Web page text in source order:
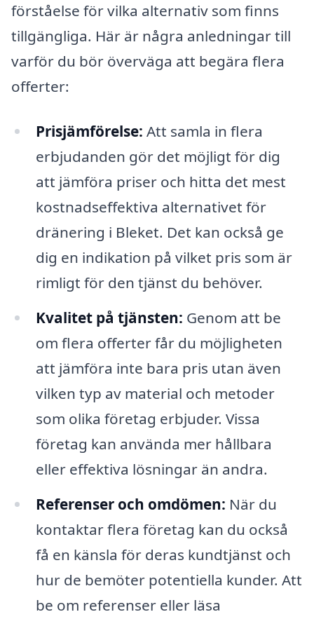
förståelse för vilka alternativ som finns
tillgängliga. Här är några anledningar till
varför du bör överväga att begära flera
offerter:
Prisjämförelse: Att samla in flera
erbjudanden gör det möjligt för dig
att jämföra priser och hitta det mest
kostnadseffektiva alternativet för
dränering i Bleket. Det kan också ge
dig en indikation på vilket pris som är
rimligt för den tjänst du behöver.
Kvalitet på tjänsten: Genom att be
om flera offerter får du möjligheten
att jämföra inte bara pris utan även
vilken typ av material och metoder
som olika företag erbjuder. Vissa
företag kan använda mer hållbara
eller effektiva lösningar än andra.
Referenser och omdömen: När du
kontaktar flera företag kan du också
få en känsla för deras kundtjänst och
hur de bemöter potentiella kunder. Att
be om referenser eller läsa